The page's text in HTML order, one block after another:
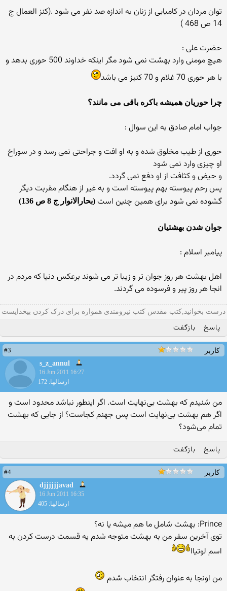
توان مردان در كامیابی از زنان به اندازه صد نفر می شود .(كنز العمال ج
14 ص 468 )
حضرت علی :
هیچ مومنی وارد بهشت نمی شود مگر اینكه خداوند 500 حوری بدهد و
با هر حوری 70 غلام و 70 كنیز می باشد
چرا حوریان همیشه باكره باقی می مانند؟
جواب امام صادق به این سوال :
حوری از طیب مخلوق شده و به او افت و جراحتی نمی رسد و در سوراخ
او چیزی وارد نمی شود
و حیض و كثافت از او دفع نمی گردد.
پس رحم پیوسته بهم پیوسته است و به غیر از هنگام مقربت دیگر
گشوده نمی شود برای همین چنین است (بحارالانوار ج 8 ص 136)
جوان شدن بهشتیان
پیامبر اسلام :
اهل بهشت هر روز جوان تر و زیبا تر می شوند برعكس دنیا كه مردم در
انجا هر روز پیر و فرسوده می گردند.
درست بخوانید,کتب مقدس کتب نیرومندی همواره برای درک کردن بیخدایست
پاسخ بازگفت
کاربر
#3
s_z_annul
16 Jun 2011 16:27
ارسالها: 172
من شنیدم که بهشت بی‌نهایت است. اگر اینطور نباشد محدود است و
اگر هم بهشت بی‌نهایت است پس جهنم کجاست؟ از جایی که بهشت
تمام می‌شود؟
پاسخ بازگفت
کاربر
#4
djjjjjjavad
16 Jun 2011 16:35
ارسالها: 405
Prince: بهشت شامل ما هم میشه یا نه؟
توی آخرین سفر من به بهشت متوجه شدم یه قسمت درست کردن به
اسم لوتیاا
من اونجا به عنوان رفتگر انتخاب شدم